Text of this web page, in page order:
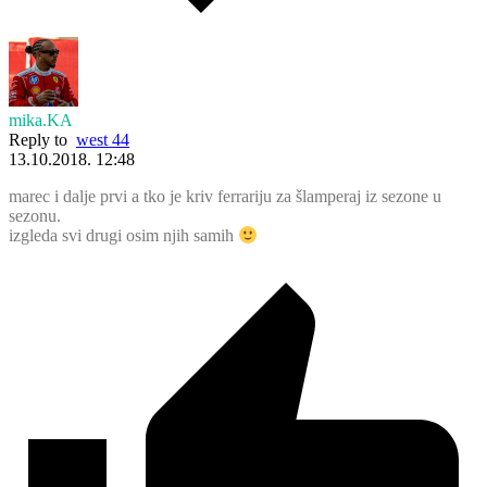
mika.KA
Reply to west 44
13.10.2018. 12:48
marec i dalje prvi a tko je kriv ferrariju za šlamperaj iz sezone u
sezonu.
izgleda svi drugi osim njih samih